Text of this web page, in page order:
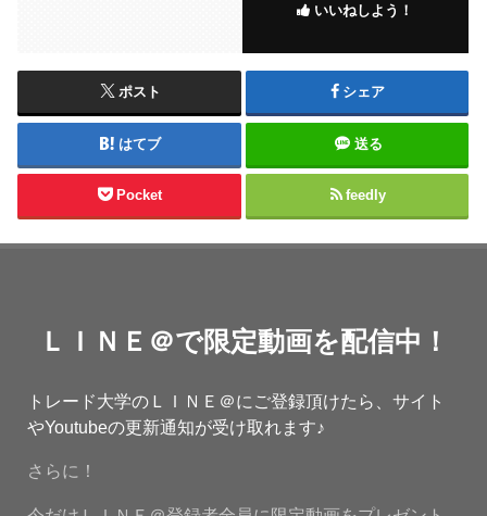
いいねしよう！
ポスト シェア
はてブ 送る
Pocket feedly
ＬＩＮＥ＠で限定動画を配信中！
トレード大学のＬＩＮＥ＠にご登録頂けたら、サイト
やYoutubeの更新通知が受け取れます♪
さらに！